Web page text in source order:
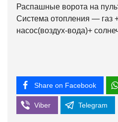
Распашные ворота на
Система отопления — газ
насос(воздух-вода)+
Share on Facebook
Viber Telegram